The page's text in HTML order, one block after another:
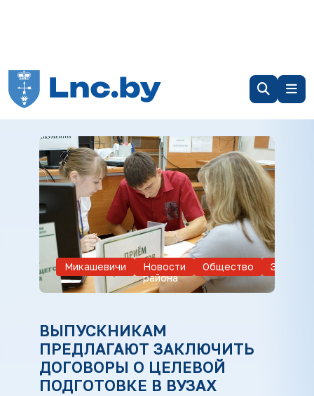
Микашевичи
Новости
района
Общество
ВЫПУСКНИКАМ
ПРЕДЛАГАЮТ ЗАКЛЮЧИТЬ
ДОГОВОРЫ О ЦЕЛЕВОЙ
ПОДГОТОВКЕ В ВУЗАХ